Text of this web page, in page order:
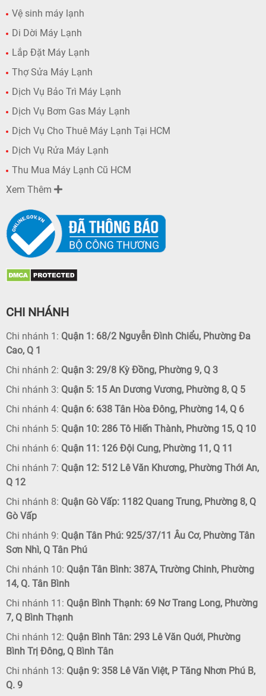
Vệ sinh máy lạnh
Di Dời Máy Lạnh
Lắp Đặt Máy Lạnh
Thợ Sửa Máy Lạnh
Dịch Vụ Bảo Trì Máy Lạnh
Dịch Vụ Bơm Gas Máy Lạnh
Dịch Vụ Cho Thuê Máy Lạnh Tại HCM
Dịch Vụ Rửa Máy Lạnh
Thu Mua Máy Lạnh Cũ HCM
Xem Thêm
CHI NHÁNH
Chi nhánh 1: Quận 1: 68/2 Nguyễn Đình Chiểu, Phường Đa
Cao, Q 1
Chi nhánh 2: Quận 3: 29/8 Kỳ Đồng, Phường 9, Q 3
Chi nhánh 3: Quận 5: 15 An Dương Vương, Phường 8, Q 5
Chi nhánh 4: Quận 6: 638 Tân Hòa Đông, Phường 14, Q 6
Chi nhánh 5: Quận 10: 286 Tô Hiến Thành, Phường 15, Q 10
Chi nhánh 6: Quận 11: 126 Đội Cung, Phường 11, Q 11
Chi nhánh 7: Quận 12: 512 Lê Văn Khương, Phường Thới An,
Q 12
Chi nhánh 8: Quận Gò Vấp: 1182 Quang Trung, Phường 8, Q
Gò Vấp
Chi nhánh 9: Quận Tân Phú: 925/37/11 Âu Cơ, Phường Tân
Sơn Nhì, Q Tân Phú
Chi nhánh 10: Quận Tân Bình: 387A, Trường Chinh, Phường
14, Q. Tân Bình
Chi nhánh 11: Quận Bình Thạnh: 69 Nơ Trang Long, Phường
7, Q Bình Thạnh
Chi nhánh 12: Quận Bình Tân: 293 Lê Văn Quới, Phường
Bình Trị Đông, Q Bình Tân
Chi nhánh 13: Quận 9: 358 Lê Văn Việt, P Tăng Nhơn Phú B,
Q. 9